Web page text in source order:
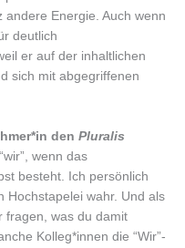
Energie. Auch wenn
deutlich
er auf der inhaltlichen
sich mit abgegriffenen
denPluralis
wenn das
besteht. Ich persönlich
Hochstapelei wahr. Und als
fragen, was du damit
Kolleg*innen die “Wir”-